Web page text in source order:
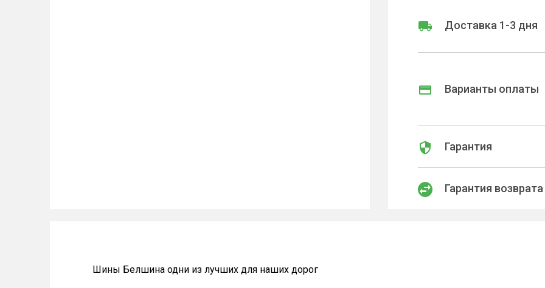
Доставка 1-3 дня
Варианты оплаты
Гарантия
Гарантия возврата
Шины Белшина одни из лучших для наших дорог